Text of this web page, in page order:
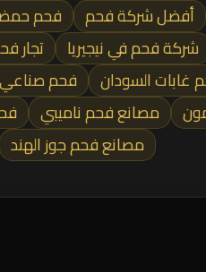
أفضل شركة فحم فحم
شركة فحم في نيجيريا تجار
غابات السودان فحم
مصانع فحم ناميبي
مصانع فحم جوز الهند